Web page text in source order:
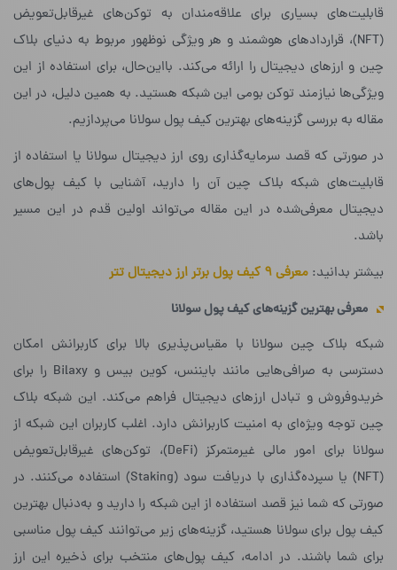
قابلیت‌های بسیاری برای علاقه‌مندان به توکن‌های غیرقابل‌تعویض
(NFT)، قراردادهای هوشمند و هر ویژگی نوظهور مربوط به دنیای بلاک
چین و ارزهای دیجیتال را ارائه می‌کند. بااین‌حال، برای استفاده از این
ویژگی‌ها نیازمند توکن بومی این شبکه هستید. به همین دلیل، در این
مقاله به بررسی گزینه‌های بهترین کیف پول سولانا می‌پردازیم.
در صورتی که قصد سرمایه‌گذاری روی ارز دیجیتال سولانا یا استفاده از
قابلیت‌های شبکه‌ بلاک چین آن را دارید، آشنایی با کیف پول‌های
دیجیتال معرفی‌شده در این مقاله می‌تواند اولین قدم در این مسیر
باشد.
بیشتر بدانید: معرفی ۹ کیف پول برتر ارز دیجیتال تتر
معرفی بهترین گزینه‌های کیف پول سولانا
شبکه‌ بلاک چین سولانا با مقیاس‌پذیری بالا برای کاربرانش امکان
دسترسی به صرافی‌هایی مانند بایننس، کوین بیس و Bilaxy را برای
خریدوفروش و تبادل ارزهای دیجیتال فراهم می‌کند. این شبکه‌ بلاک
چین توجه ویژه‌ای به امنیت کاربرانش دارد. اغلب کاربران این شبکه از
سولانا برای امور مالی غیرمتمرکز (DeFi)، توکن‌های غیرقابل‌تعویض
(NFT) یا سپرده‌گذاری با دریافت سود (Staking) استفاده می‌کنند. در
صورتی که شما نیز قصد استفاده از این شبکه را دارید و به‌دنبال بهترین
کیف پول برای سولانا هستید، گزینه‌های زیر می‌توانند کیف پول مناسبی
برای شما باشند. در ادامه، کیف پول‌‌های منتخب برای ذخیره‌ این ارز